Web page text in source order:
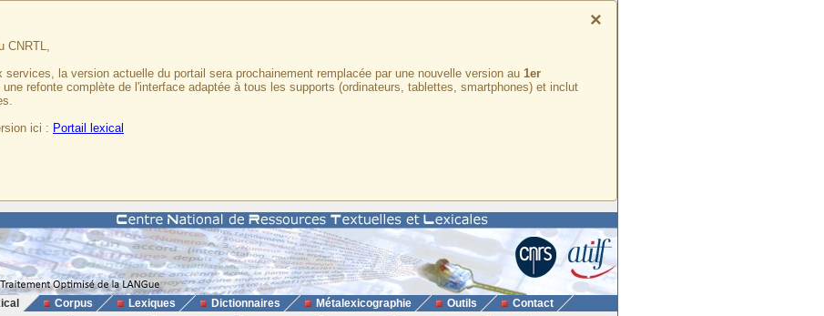
×
CNRTL,
la version actuelle du portail sera prochainement remplacée par une nouvelle version au 1er
une refonte complète de l'interface adaptée à tous les supports (ordinateurs, tablettes, smartphones) et inclut
ici : Portail lexical
Corpus Lexiques Dictionnaires Métalexicographie Outils Contact